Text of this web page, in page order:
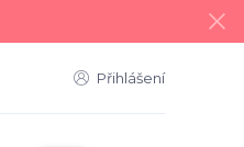
Přihlášení